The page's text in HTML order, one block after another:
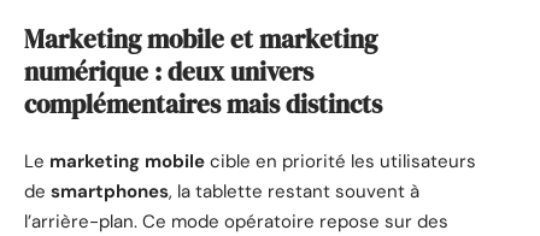
Marketing mobile et marketing
numérique : deux univers
complémentaires mais distincts
Le marketing mobile cible en priorité les utilisateurs
de smartphones, la tablette restant souvent à
l’arrière-plan. Ce mode opératoire repose sur des